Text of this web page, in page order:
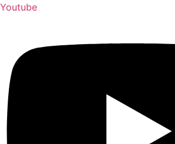
Youtube